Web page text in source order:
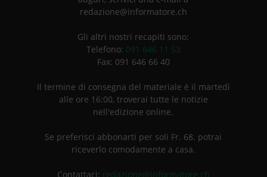
redazione@informatore.ch
Gli altri nostri recapiti sono:
Telefono: 091 646 11 53
Fax: 091 646 66 40
Il termine di consegna del materiale è il martedì
alle ore 16:00, troverai tutte le notizie
nell'edizione online.
Se preferisci abbonarti per soli Fr. 68. potrai
riceverlo comodamente a casa.
Contattaci: redazione@informatore.ch